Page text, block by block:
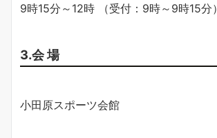
9時15分～12時 （受付：9時～9時15分）
3.会 場
小田原スポーツ会館